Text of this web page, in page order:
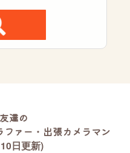
達の
ァー・出張カメラマン
日更新)